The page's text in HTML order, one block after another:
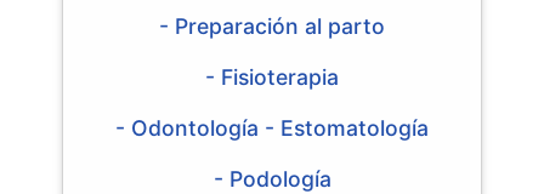
- Preparación al parto
- Fisioterapia
- Odontología - Estomatología
- Podología